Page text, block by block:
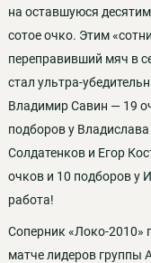
на оставшуюся
сотое очко. Этим
переправивший мяч в
стал ультра-
Владимир Савин — 19
подборов у
Солдатенков и Егор
очков и 10 подборов у
работа!
Соперник «Локо-2010»
матче лидеров